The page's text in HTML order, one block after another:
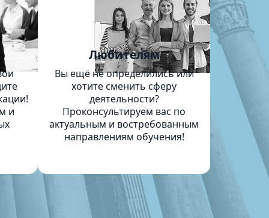
и
Любителям
Вы ещё не определились или
хотите сменить сферу
деятельности?
Проконсультируем вас по
актуальным и востребованным
направлениям обучения!